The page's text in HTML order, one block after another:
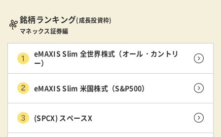
銘柄ランキング(成長投資枠)
マネックス証券編
eMAXIS Slim 全世界株式（オール・カントリ
ー）
eMAXIS Slim 米国株式（S&P500）
(SPCX) スペースX